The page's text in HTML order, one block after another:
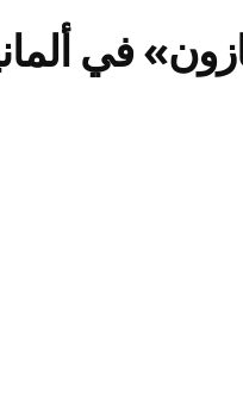
في